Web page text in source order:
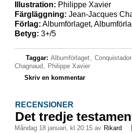
Illustration: Philippe Xavier
Färgläggning: Jean-Jacques
Förlag: Albumförlaget,
Betyg: 3+/5
Taggar: Albumförlaget, Conquistador
Chagnaud , Philippe Xavier
Skriv en kommentar
RECENSIONER
Det tredje
måndag 18 januari, kl 20:15 av Rikard